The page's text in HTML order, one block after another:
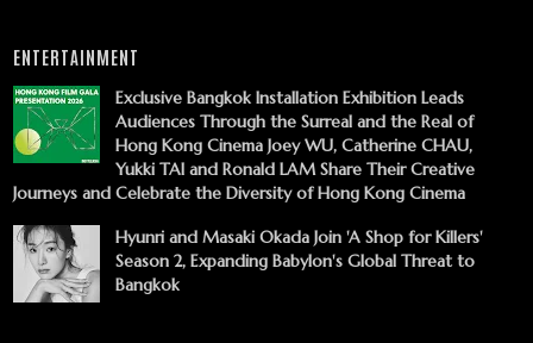
ENTERTAINMENT
Exclusive Bangkok Installation Exhibition Leads
Audiences Through the Surreal and the Real of
Hong Kong Cinema Joey WU, Catherine CHAU,
Yukki TAI and Ronald LAM Share Their Creative
Journeys and Celebrate the Diversity of Hong Kong Cinema
Hyunri and Masaki Okada Join 'A Shop for Killers'
Season 2, Expanding Babylon's Global Threat to
Bangkok